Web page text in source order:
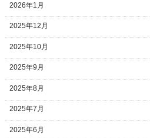
2026年1月
2025年12月
2025年10月
2025年9月
2025年8月
2025年7月
2025年6月